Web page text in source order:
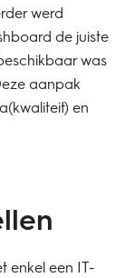
werd
de juiste
was
aanpak
en
enkel een IT-